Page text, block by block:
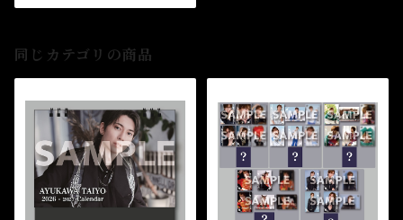
同じカテゴリの商品